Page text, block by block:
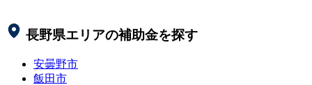
長野県エリアの補助金を探す
安曇野市
飯田市